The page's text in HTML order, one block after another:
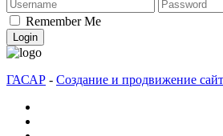
Remember Me
Login
ГАСАР - Создание и продвижение